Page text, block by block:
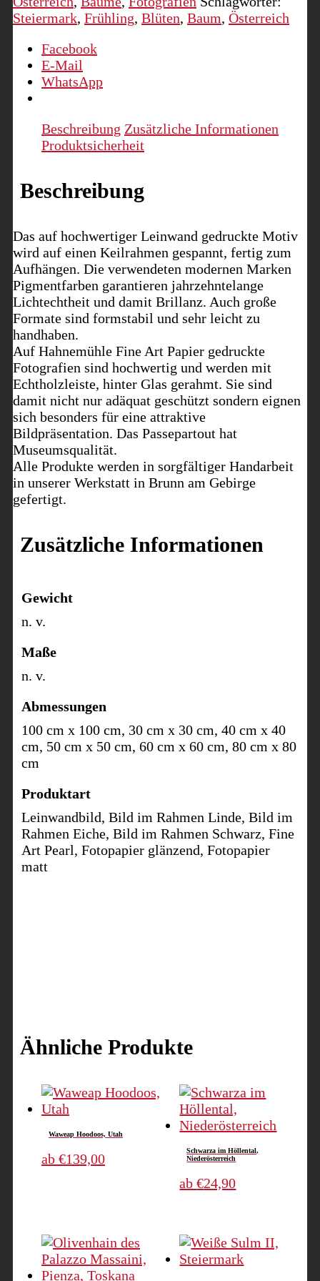
Steiermark, Frühling, Blüten, Baum, Österreich
Facebook
E-Mail
WhatsApp
Beschreibung Zusätzliche Informationen
Produktsicherheit
Beschreibung
Das auf hochwertiger Leinwand gedruckte Motiv
wird auf einen Keilrahmen gespannt, fertig zum
Aufhängen. Die verwendeten modernen Marken
Pigmentfarben garantieren jahrzehntelange
Lichtechtheit und damit Brillanz. Auch große
Formate sind formstabil und sehr leicht zu
handhaben.
Auf Hahnemühle Fine Art Papier gedruckte
Fotografien sind hochwertig und werden mit
Echtholzleiste, hinter Glas gerahmt. Sie sind
damit nicht nur adäquat geschützt sondern eignen
sich besonders für eine attraktive
Bildpräsentation. Das Passepartout hat
Museumsqualität.
Alle Produkte werden in sorgfältiger Handarbeit
in unserer Werkstatt in Brunn am Gebirge
gefertigt.
Zusätzliche Informationen
Gewicht
n. v.
Maße
n. v.
Abmessungen
100 cm x 100 cm, 30 cm x 30 cm, 40 cm x 40
cm, 50 cm x 50 cm, 60 cm x 60 cm, 80 cm x 80
cm
Produktart
Leinwandbild, Bild im Rahmen Linde, Bild im
Rahmen Eiche, Bild im Rahmen Schwarz, Fine
Art Pearl, Fotopapier glänzend, Fotopapier
matt
Ähnliche Produkte
Waweap Hoodoos, Utah
ab €139,00Dieses
auf.
Die
Optionen
Schwarza im Höllental,
Niederösterreich
ab€24,90Dieses
Varianten
auf.